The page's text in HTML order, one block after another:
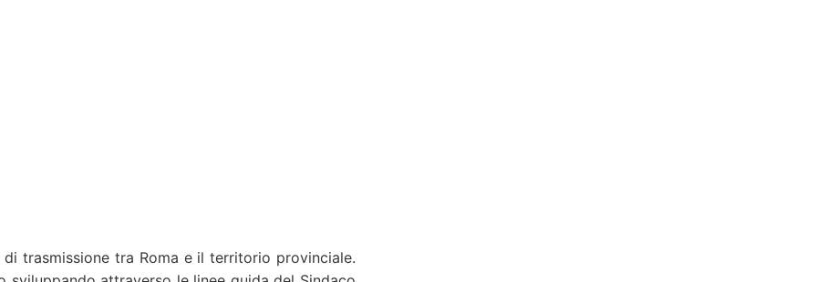
trasmissione tra Roma e il territorio provinciale.